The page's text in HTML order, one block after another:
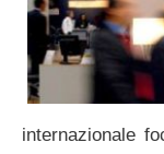
internazionale